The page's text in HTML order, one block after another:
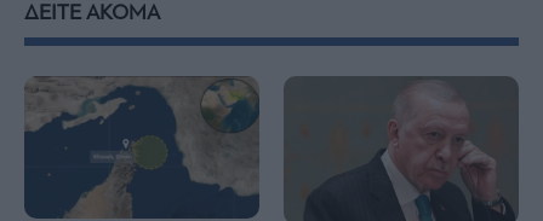
ΔΕΙΤΕ ΑΚΟΜΑ